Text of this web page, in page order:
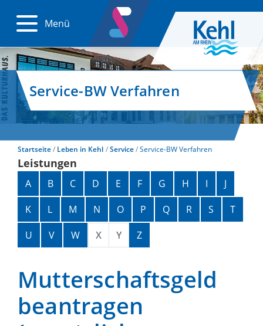
Menü
Service-BW Verfahren
Startseite Leben in Kehl Service Service-BW Verfahren
Leistungen
Alphabetisches Register überspringen
A B C D E F G H I
J
K
L M N O P Q R S
T
U
V W X Y Z
Mutterschaftsgeld
beantragen